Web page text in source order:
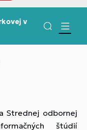
v
Strednej odbornej
štúdií